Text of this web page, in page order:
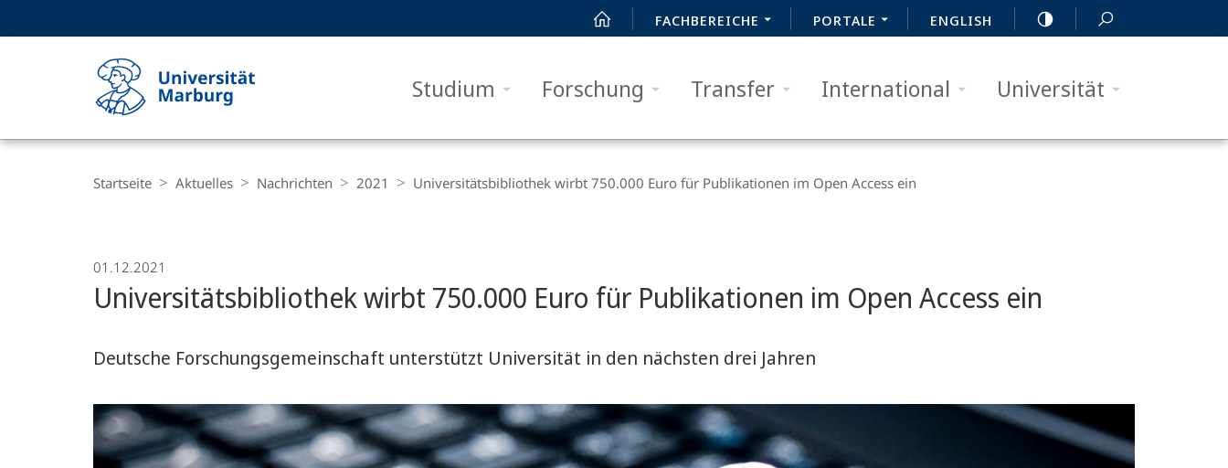
FACHBEREICHE PORTALE ENGLISH
Studium Forschung Transfer International Universität
Philipps-
Marburg
Navigation
Startseite Aktuelles Nachrichten 2021 Universitätsbibliothek wirbt 750.000 Euro für Publikationen im Open Access ein
01.12.2021
Universitätsbibliothek wirbt 750.000 Euro für Publikationen im Open Access ein
Deutsche Forschungsgemeinschaft unterstützt Universität in den nächsten drei Jahren